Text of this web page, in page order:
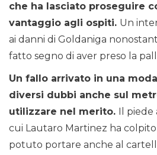
che ha lasciato proseguire
vantaggio agli ospiti. Un
ai danni di Goldaniga
fatto segno di aver preso la
Un fallo arrivato in una
diversi dubbi anche sul
utilizzare nel merito. Il piede
cui Lautaro Martinez ha colpito
potuto portare anche al